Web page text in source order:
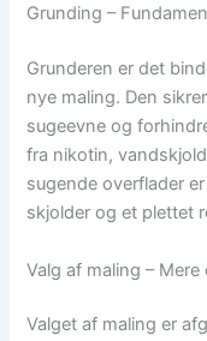
Grunding –
Grunderen er det
nye maling. Den
sugeevne og
fra nikotin,
sugende overflader
skjolder og et plettet
Valg af maling –
Valget af maling er